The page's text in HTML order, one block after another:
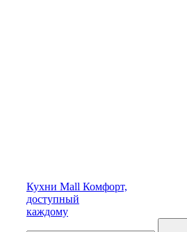
Кухни Mall Комфорт,
доступный
каждому